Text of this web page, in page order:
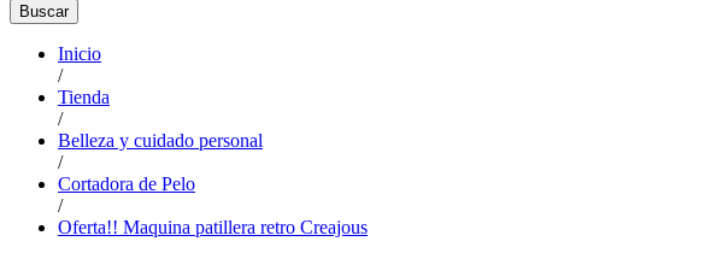
Buscar
Inicio
/
Tienda
/
Belleza y cuidado personal
/
Cortadora de Pelo
/
Oferta!! Maquina patillera retro Creajous